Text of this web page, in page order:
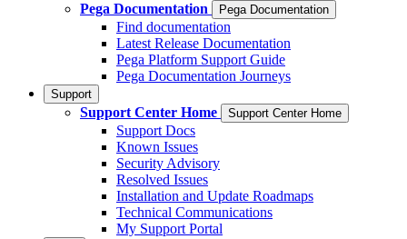
Pega Documentation
Pega Documentation
Find documentation
Latest Release Documentation
Pega Platform Support Guide
Pega Documentation Journeys
Support
Support Center Home Support Center Home
Support Docs
Known Issues
Security Advisory
Resolved Issues
Installation and Update Roadmaps
Technical Communications
My Support Portal